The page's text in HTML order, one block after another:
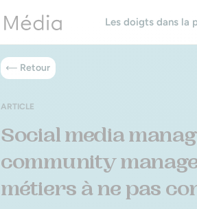
Les doigts dans la
Retour
ARTICLE
Social media
community
métiers à ne pas